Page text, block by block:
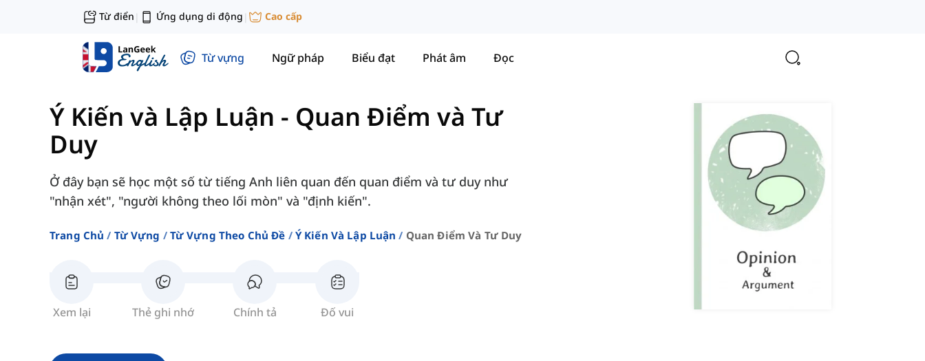
Từ điển | Ứng dụng di động | Cao cấp
Từ vựng Ngữ pháp Biểu đạt Phát âm Đọc
Ý Kiến và Lập Luận - Quan Điểm và Tư
Duy
Ở đây bạn sẽ học một số từ tiếng Anh liên quan đến quan điểm và tư duy như
"nhận xét", "người không theo lối mòn" và "định kiến".
Trang Chủ Từ Vựng Từ Vựng Theo Chủ Đề Ý Kiến Và Lập Luận Quan Điểm Và Tư Duy
Xem lại Thẻ ghi nhớ Chính tả Đố vui